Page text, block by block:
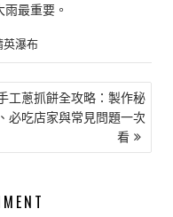
最重要。
英瀑布
工蔥抓餅全攻略：製作秘
必吃店家與常見問題一次
看